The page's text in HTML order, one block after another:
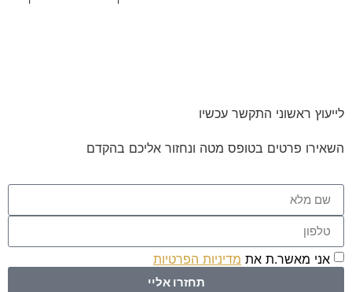
לייעוץ ראשוני התקשר עכשיו
השאירו פרטים בטופס מטה ונחזור אליכם בהקדם
אני מאשר.ת את מדיניות הפרטיות
תחזרו אליי